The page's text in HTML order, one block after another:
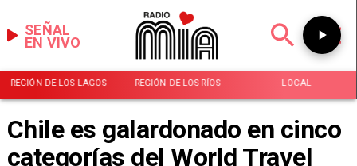
EN VIVO
SEÑAL
REGIÓN DE LOS LAGOS REGIÓN DE LOS RÍOS LOCAL
Chile es galardonado en cinco
categorías del World Travel